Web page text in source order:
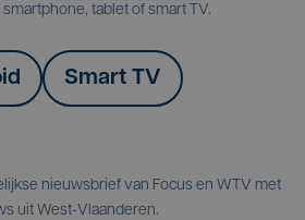
tablet of smart TV.
Smart TV
nieuwsbrief van Focus en WTV met
uit West-Vlaanderen.